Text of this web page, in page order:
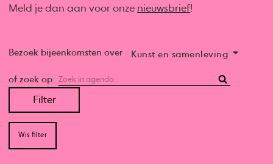
Meld je dan aan voor onze nieuwsbrief!
Bezoek bijeenkomsten over Kunst en samenleving
of zoek op
Filter
Wis filter